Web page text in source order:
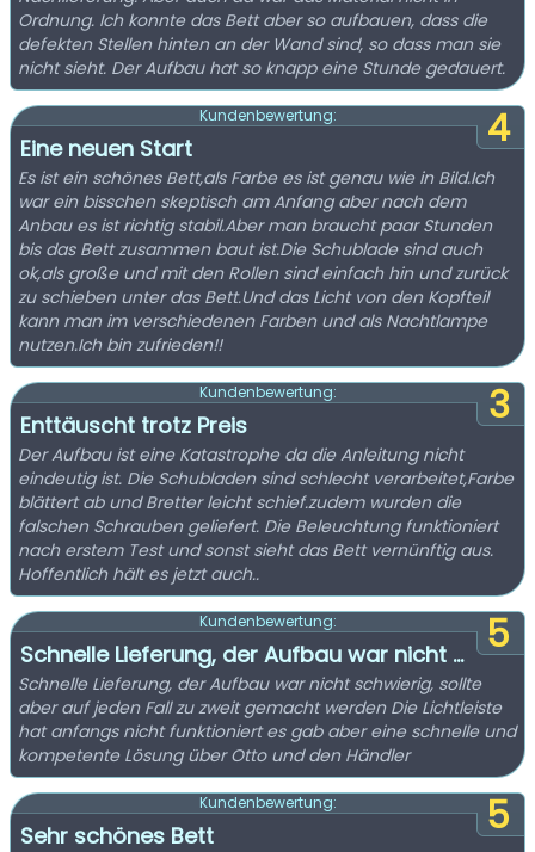
Ordnung. Ich konnte das Bett aber so aufbauen, dass die
defekten Stellen hinten an der Wand sind, so dass man sie
nicht sieht. Der Aufbau hat so knapp eine Stunde gedauert.
4
Kundenbewertung:
Eine neuen Start
Es ist ein schönes Bett,als Farbe es ist genau wie in Bild.Ich
war ein bisschen skeptisch am Anfang aber nach dem
Anbau es ist richtig stabil.Aber man braucht paar Stunden
bis das Bett zusammen baut ist.Die Schublade sind auch
ok,als große und mit den Rollen sind einfach hin und zurück
zu schieben unter das Bett.Und das Licht von den Kopfteil
kann man im verschiedenen Farben und als Nachtlampe
nutzen.Ich bin zufrieden!!
3
Kundenbewertung:
Enttäuscht trotz Preis
Der Aufbau ist eine Katastrophe da die Anleitung nicht
eindeutig ist. Die Schubladen sind schlecht verarbeitet,Farbe
blättert ab und Bretter leicht schief.zudem wurden die
falschen Schrauben geliefert. Die Beleuchtung funktioniert
nach erstem Test und sonst sieht das Bett vernünftig aus.
Hoffentlich hält es jetzt auch..
5
Kundenbewertung:
Schnelle Lieferung, der Aufbau war nicht ...
Schnelle Lieferung, der Aufbau war nicht schwierig, sollte
aber auf jeden Fall zu zweit gemacht werden Die Lichtleiste
hat anfangs nicht funktioniert es gab aber eine schnelle und
kompetente Lösung über Otto und den Händler
5
Kundenbewertung:
Sehr schönes Bett